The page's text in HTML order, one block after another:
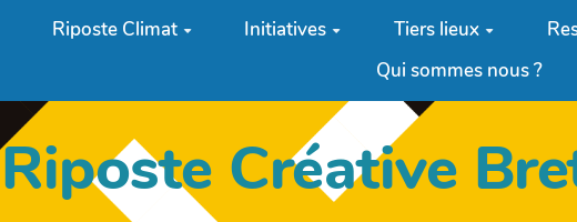
Riposte Climat Initiatives Tiers lieux
Qui sommes nous ?
Riposte Créative